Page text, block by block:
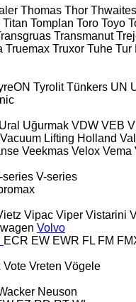
Thomas Thor Thwaites
Titan Tomplan Toro Toyo
Transmanut
Truemax Truxor Tuhe Tur
Tyrolit Tünkers UN
Ural Uğurmak VDW VEB
Vacuum Lifting Holland
Veekmas Velox Vema
series V-series
Vipac Viper Vistarini
Volvo
ECR EW EWR FL FM
Vote Vreten Vögele
Neuson